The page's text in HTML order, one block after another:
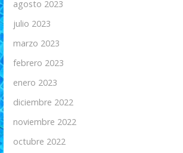
agosto 2023
julio 2023
marzo 2023
febrero 2023
enero 2023
diciembre 2022
noviembre 2022
octubre 2022